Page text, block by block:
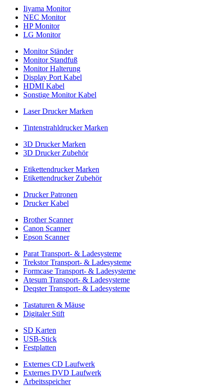
Iiyama Monitor
NEC Monitor
HP Monitor
LG Monitor
Monitor Ständer
Monitor Standfuß
Monitor Halterung
Display Port Kabel
HDMI Kabel
Sonstige Monitor Kabel
Laser Drucker Marken
Tintenstrahldrucker Marken
3D Drucker Marken
3D Drucker Zubehör
Etikettendrucker Marken
Etikettendrucker Zubehör
Drucker Patronen
Drucker Kabel
Brother Scanner
Canon Scanner
Epson Scanner
Parat Transport- & Ladesysteme
Trekstor Transport- & Ladesysteme
Formcase Transport- & Ladesysteme
Atesum Transport- & Ladesysteme
Deqster Transport- & Ladesysteme
Tastaturen & Mäuse
Digitaler Stift
SD Karten
USB-Stick
Festplatten
Externes CD Laufwerk
Externes DVD Laufwerk
Arbeitsspeicher